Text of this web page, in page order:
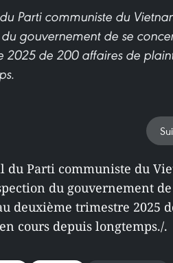
Parti communiste du
du gouvernement de se
2025 de 200 affaires de
du Parti communiste du
du gouvernement
deuxième trimestre 2025
cours depuis longtemps./.